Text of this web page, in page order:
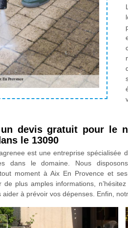
un devis gratuit pour le
le 13090
est une entreprise
dans le domaine. Nous
moment à Aix En Provence et
de plus amples informations,
aider à prévoir vos dépenses. Enfin,